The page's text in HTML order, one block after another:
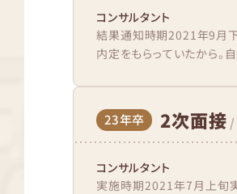
コンサルタント
結果通知時期2021年9月
内定をもらっていたから
23年卒 2次面接 /
コンサルタント
実施時期2021年7月上旬